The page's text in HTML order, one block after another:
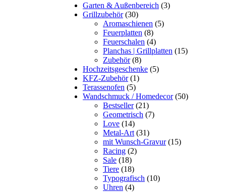
Garten & Außenbereich (3)
Grillzubehör (30)
Aromaschienen (5)
Feuerplatten (8)
Feuerschalen (4)
Planchas | Grillplatten (15)
Zubehör (8)
Hochzeitsgeschenke (5)
KFZ-Zubehör (1)
Terassenofen (5)
Wandschmuck / Homedecor (50)
Bestseller (21)
Geometrisch (7)
Love (14)
Metal-Art (31)
mit Wunsch-Gravur (15)
Racing (2)
Sale (18)
Tiere (18)
Typografisch (10)
Uhren (4)